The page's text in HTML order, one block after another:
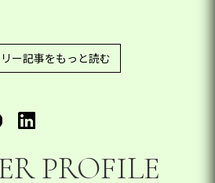
ー記事をもっと読む
PROFILE